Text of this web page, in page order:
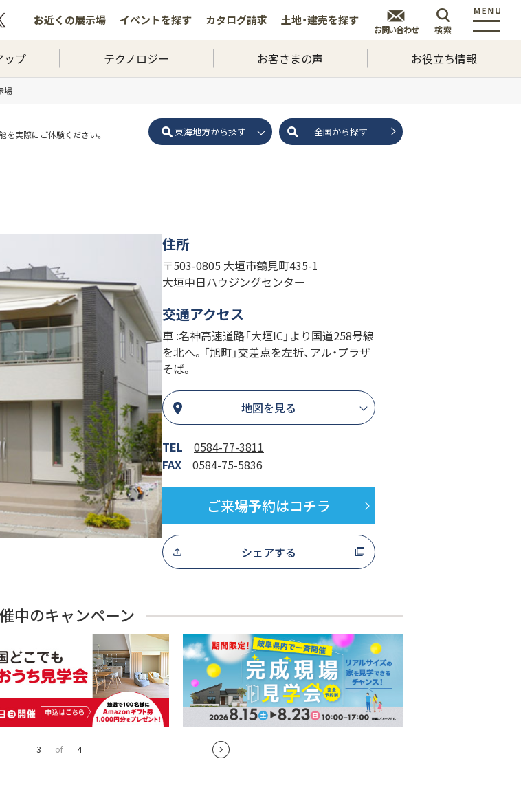
お近くの展示場 イベントを探す カタログ請求 土地・建売を探す
お問い合わせ 検索
ップ テクノロジー お客さまの声 お役立ち情報
場
を実際にご体験ください。 東海地方から探す 全国から探す
住所
〒503-0805 大垣市鶴見町435-1
大垣中日ハウジングセンター
交通アクセス
車 :名神高速道路「大垣IC」より国道258号線
を北へ。「旭町」交差点を左折、アル・プラザ
そば。
地図を見る
TEL 0584-77-3811
FAX 0584-75-5836
ご来場予約はコチラ
シェアする
中のキャンペーン
4 of 4